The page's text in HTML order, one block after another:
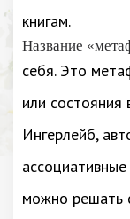
книгам.
Название
себя. Это
или
Ингерлейб,
можно решать